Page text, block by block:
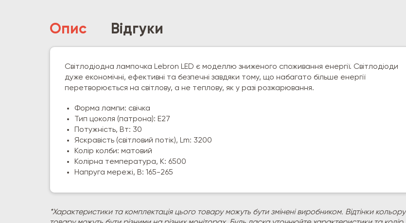
Опис Відгуки
Світлодіодна лампочка Lebron LED є моделлю зниженого споживання енергії. Світлодіоди
дуже економічні, ефективні та безпечні завдяки тому, що набагато більше енергії
перетворюється на світлову, а не теплову, як у разі розжарювання.
Форма лампи: свічка
Тип цоколя (патрона): E27
Потужність, Вт: 30
Яскравість (світловий потік), Lm: 3200
Колір колби: матовий
Колірна температура, К: 6500
Напруга мережі, В: 165-265
*Характеристики та комплектація цього товару можуть бути змінені виробником. Відтінки кольору